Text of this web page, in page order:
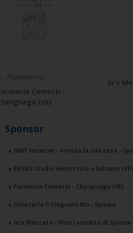
Precedente
Cometti -
(VE)
In's
Sponsor
DMT Interior - Arreda la tua casa -
ERVAS Studio dentistico a Salzano (VE)
Farmacia Cometti - Chirignago (VE)
Gelateria Il Pinguino Blu - Spinea
In's Mercato - Punti vendita di Spinea